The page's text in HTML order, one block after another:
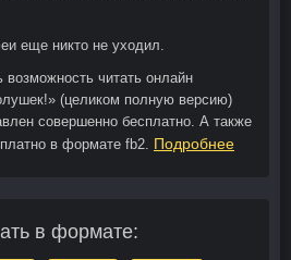
еще никто не уходил.
возможность читать онлайн
(целиком полную версию)
совершенно бесплатно. А также
в формате fb2. Подробнее
в формате: